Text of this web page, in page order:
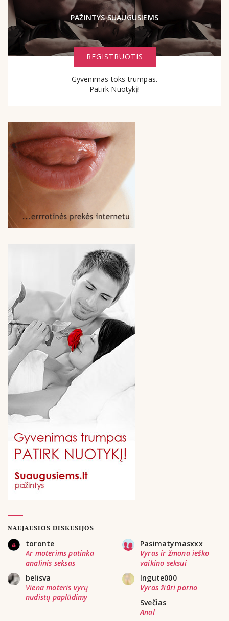
PAŽINTYS SUAUGUSIEMS
REGISTRUOTIS
Gyvenimas toks trumpas.
Patirk Nuotykį!
NAUJAUSIOS DISKUSIJOS
toronte
Ar moterims patinka
analinis seksas
Pasimatymasxxx
Vyras ir žmona ieško
vaikino seksui
belisva
Viena moteris vyrų
nudistų paplūdimy
Ingute000
Vyras žiūri porno
Svečias
Anal